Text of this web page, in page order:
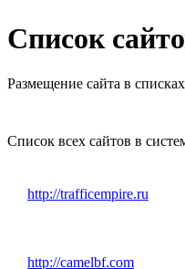
Список
Размещение сайта в
Список всех сайтов в
http://trafficempire.ru
http://camelbf.com